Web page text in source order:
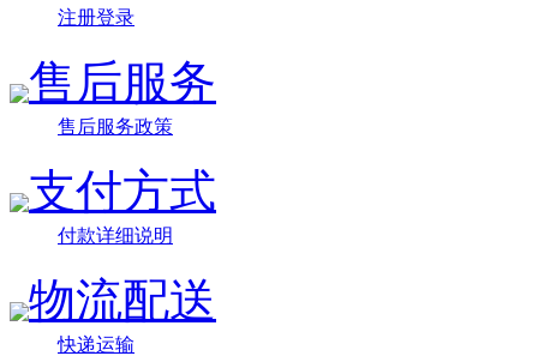
注册登录
售后服务
售后服务政策
支付方式
付款详细说明
物流配送
快递运输